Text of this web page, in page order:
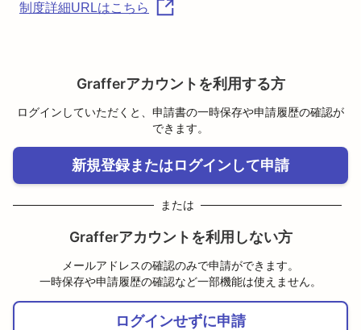
制度詳細URLはこちら
Grafferアカウントを利用する方
ログインしていただくと、申請書の一時保存や申請履歴の確認が
できます。
新規登録またはログインして申請
または
Grafferアカウントを利用しない方
メールアドレスの確認のみで申請ができます。
一時保存や申請履歴の確認など一部機能は使えません。
ログインせずに申請